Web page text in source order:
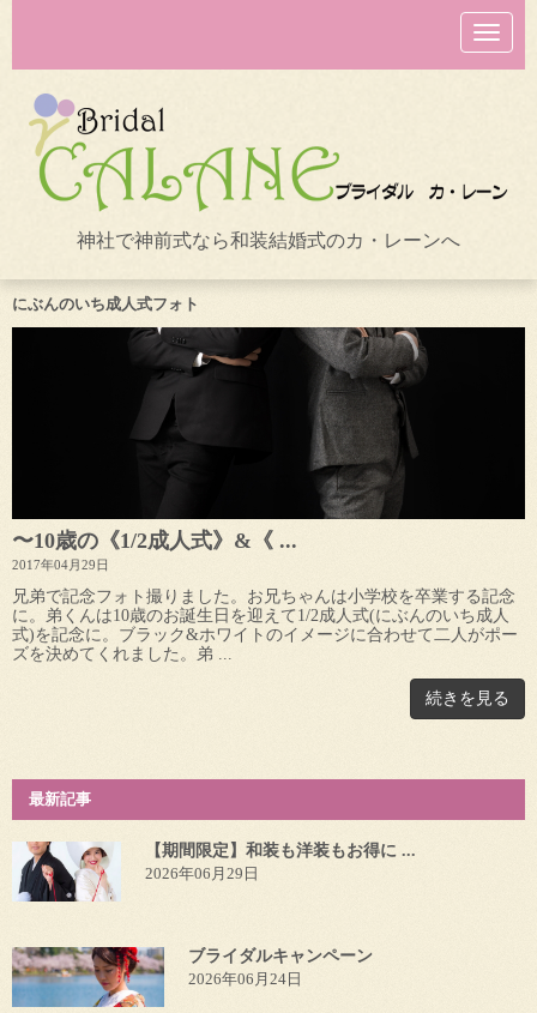
N
a
v
o
n
神社で神前式なら和装結婚式のカ・レーンへ
にぶんのいち成人式フォト
〜10歳の《1/2成人式》&《 ...
2017年04月29日
兄弟で記念フォト撮りました。お兄ちゃんは小学校を卒業する記念
に。弟くんは10歳のお誕生日を迎えて1/2成人式(にぶんのいち成人
式)を記念に。ブラック&ホワイトのイメージに合わせて二人がポー
ズを決めてくれました。弟 ...
続きを見る
最新記事
【期間限定】和装も洋装もお得に ...
2026年06月29日
ブライダルキャンペーン
2026年06月24日